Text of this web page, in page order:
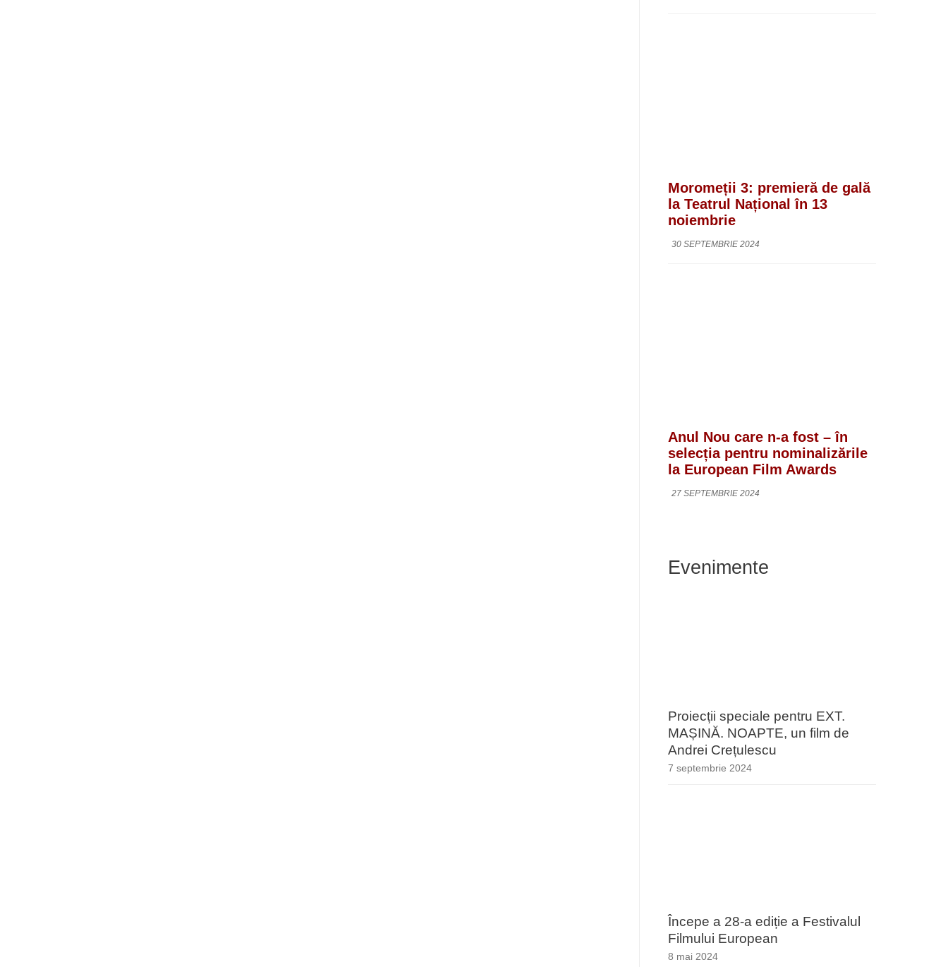
Moromeții 3: premieră de gală
la Teatrul Național în 13
noiembrie
30 SEPTEMBRIE 2024
Anul Nou care n-a fost – în
selecția pentru nominalizările
la European Film Awards
27 SEPTEMBRIE 2024
Evenimente
Proiecții speciale pentru EXT.
MAȘINĂ. NOAPTE, un film de
Andrei Crețulescu
7 septembrie 2024
Începe a 28-a ediție a Festivalul
Filmului European
8 mai 2024